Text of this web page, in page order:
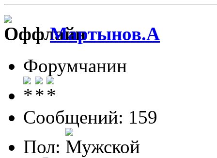
Мартынов.А
Форумчанин
Сообщений: 159
Пол: